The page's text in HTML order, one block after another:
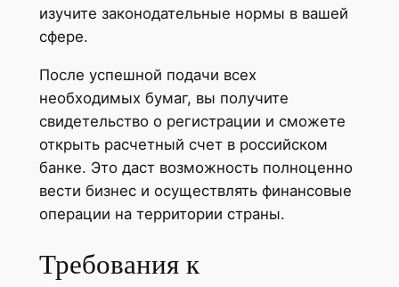
изучите законодательные нормы в вашей
сфере.
После успешной подачи всех
необходимых бумаг, вы получите
свидетельство о регистрации и сможете
открыть расчетный счет в российском
банке. Это даст возможность полноценно
вести бизнес и осуществлять финансовые
операции на территории страны.
Требования к